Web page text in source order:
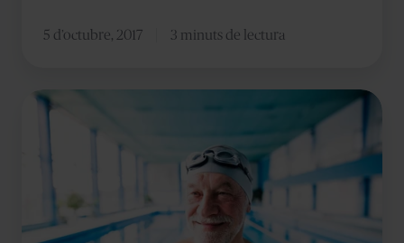
5 d’octubre, 2017 3 minuts de lectura
física